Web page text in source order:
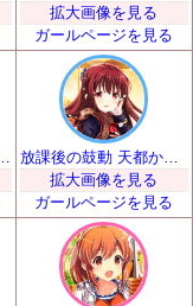
拡大画像を見る
ガールページを見る
放課後の鼓動 天都かなた | SSR
拡大画像を見る
ガールページを見る